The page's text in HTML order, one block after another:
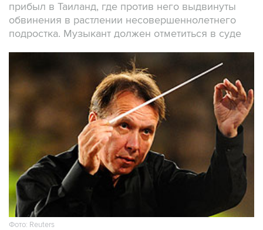
прибыл в Таиланд, где против него выдвинуты
обвинения в растлении несовершеннолетнего
подростка. Музыкант должен отметиться в суде
Фото: Reuters